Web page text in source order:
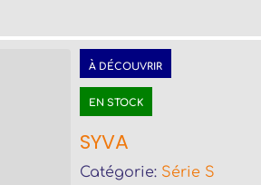
À DÉCOUVRIR
EN STOCK
SYVA
Catégorie: Série S